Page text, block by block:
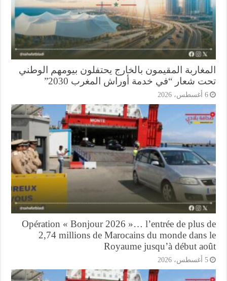
المقيمون بالخارج يحتفلون بيومهم الوطني
شعار “في خدمة أوراش المغرب 2030”
Opération « Bonjour 2026 »… l’entrée de plus
2,74 millions de Marocains du monde
Royaume jusqu’à début